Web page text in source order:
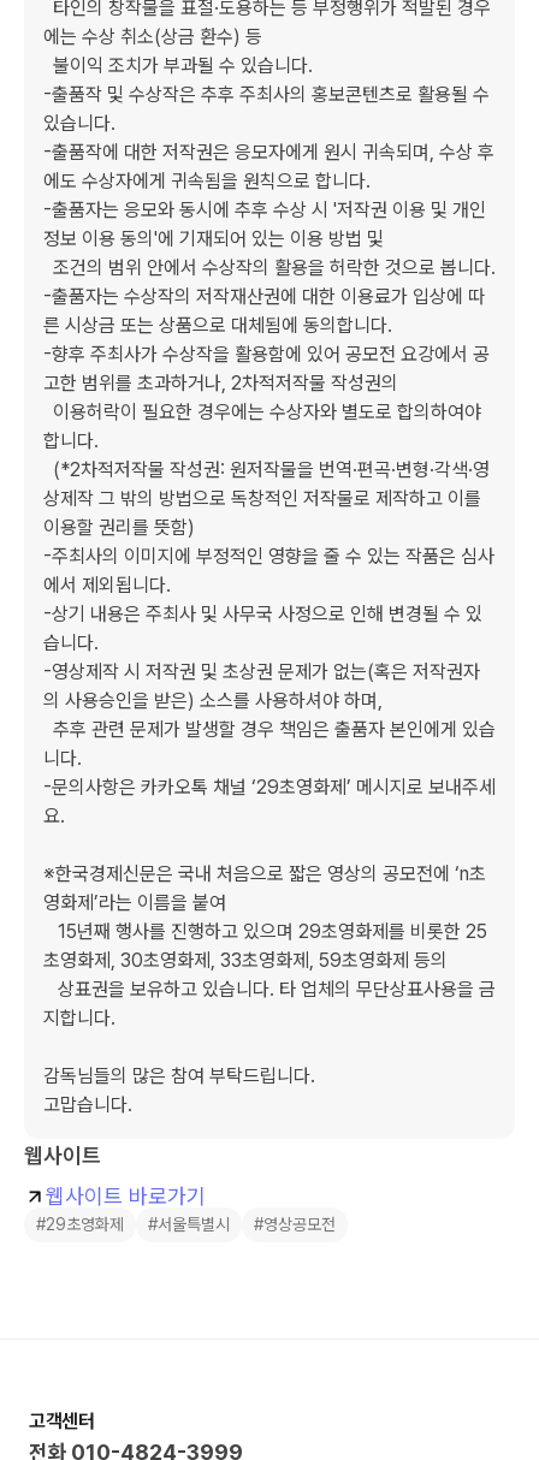
에는 수상 취소(상금 환수) 등
-출품작 및 수상작은 추후 주최사의 홍보콘텐츠로 활용될 수
있습니다.
-출품작에 대한 저작권은 응모자에게 원시 귀속되며, 수상 후
에도 수상자에게 귀속됨을 원칙으로 합니다.
-출품자는 응모와 동시에 추후 수상 시 '저작권 이용 및 개인
정보 이용 동의'에 기재되어 있는 이용 방법 및
-출품자는 수상작의 저작재산권에 대한 이용료가 입상에 따
른 시상금 또는 상품으로 대체됨에 동의합니다.
-향후 주최사가 수상작을 활용함에 있어 공모전 요강에서 공
고한 범위를 초과하거나, 2차적저작물 작성권의
합니다.
상제작 그 밖의 방법으로 독창적인 저작물로 제작하고 이를
이용할 권리를 뜻함)
-주최사의 이미지에 부정적인 영향을 줄 수 있는 작품은 심사
에서 제외됩니다.
-상기 내용은 주최사 및 사무국 사정으로 인해 변경될 수 있
습니다.
-영상제작 시 저작권 및 초상권 문제가 없는(혹은 저작권자
의 사용승인을 받은) 소스를 사용하셔야 하며,
니다.
-문의사항은 카카오톡 채널 ‘29초영화제’ 메시지로 보내주세
요.
※한국경제신문은 국내 처음으로 짧은 영상의 공모전에 ‘n초
영화제’라는 이름을 붙여
초영화제, 30초영화제, 33초영화제, 59초영화제 등의
지합니다.
감독님들의 많은 참여 부탁드립니다.
고맙습니다.
웹사이트
웹사이트 바로가기
#29초영화제 #서울특별시 #영상공모전
고객센터
전화 010-4824-3999